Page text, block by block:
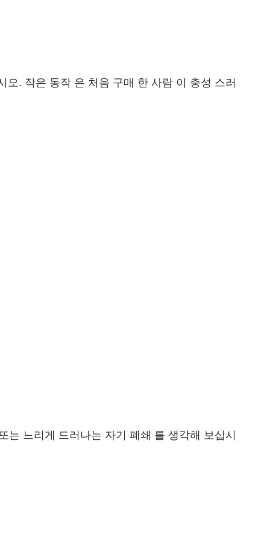
. 작은 동작 은 처음 구매 한 사람 이 충성 스러
느리게 드러나는 자기 폐쇄 를 생각해 보십시